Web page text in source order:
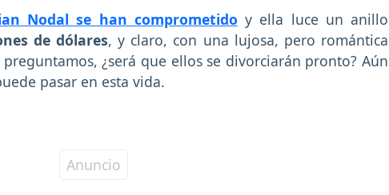
Nodal se han comprometido y ella luce un anillo
de dólares, y claro, con una lujosa, pero romántica
¿será que ellos se divorciarán pronto? Aún
pasar en esta vida.